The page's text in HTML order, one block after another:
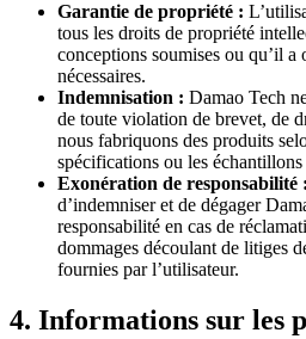
Garantie de propriété :
tous les droits de propriété
conceptions soumises ou qu’il a
nécessaires.
Indemnisation : Damao Tech
de toute violation de brevet, de
nous fabriquons des produits
spécifications ou les
Exonération de responsabilité :
d’indemniser et de dégager
responsabilité en cas de
dommages découlant de litiges
fournies par l’utilisateur.
4. Informations sur les